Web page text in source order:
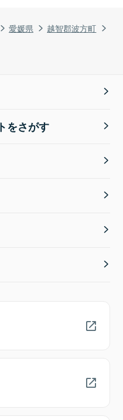
愛媛県
越智郡波方町
をさがす